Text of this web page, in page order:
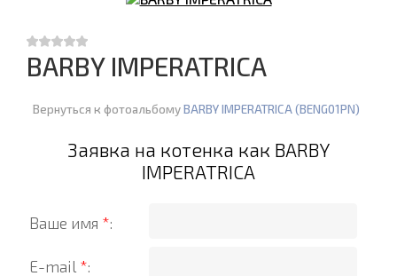
BARBY IMPERATRICA
Вернуться к фотоальбомуBARBY IMPERATRICA (BENG01PN)
Заявка на котенка как BARBY
IMPERATRICA
Ваше имя *:
E-mail *: